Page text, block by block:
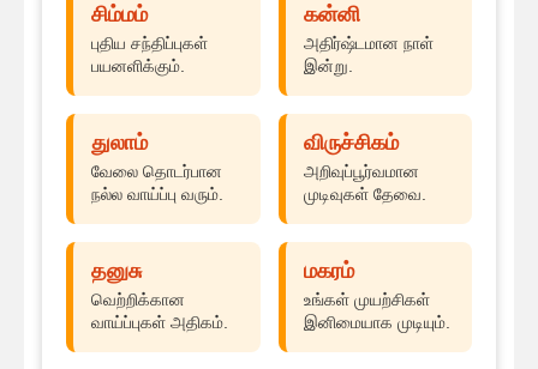
சிம்மம்
புதிய சந்திப்புகள்
பயனளிக்கும்.
கன்னி
அதிர்ஷ்டமான நாள்
இன்று.
துலாம்
வேலை தொடர்பான
நல்ல வாய்ப்பு வரும்.
விருச்சிகம்
அறிவுப்பூர்வமான
முடிவுகள் தேவை.
தனுசு
வெற்றிக்கான
வாய்ப்புகள் அதிகம்.
மகரம்
உங்கள் முயற்சிகள்
இனிமையாக முடியும்.